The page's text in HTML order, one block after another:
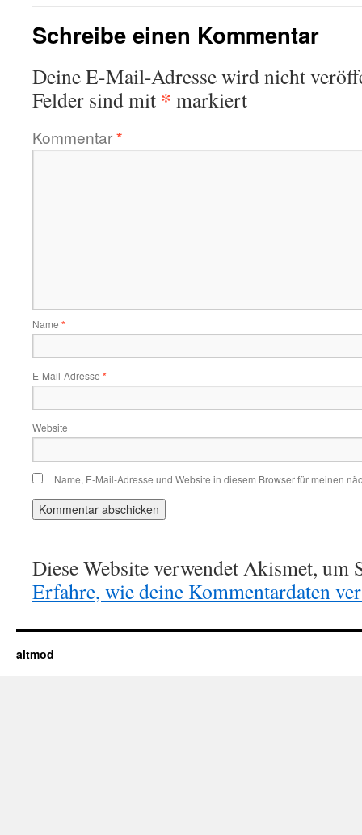
Schreibe einen Kommentar
Deine E-Mail-Adresse wird nicht
Felder sind mit * markiert
Kommentar*
Name *
E-Mail-Adresse *
Website
Name, E-Mail-Adresse und Website in diesem Browser für meinen
Diese Website verwendet Akismet, um
Erfahre, wie deine Kommentardaten
altmod